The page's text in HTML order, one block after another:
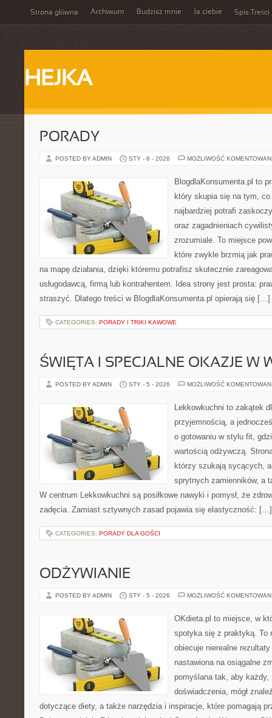
Strona główna Archiwum Budzisz mnie Ja ciebie Spis Treści
HEJKA
PORADY
POSTED BY ADMIN STY - 6 - 2026 MOŻLIWOŚĆ
BlogdlaKonsumenta.pl to
który skupia się na tym,
najbardziej potrafi
oraz zagadnieniach
zrozumiale. To miejsce
które zwykle brzmią jak
na mapę działania, dzięki któremu potrafisz skutecznie
usługodawcą, firmą lub kontrahentem. Idea strony jest prosta:
straszyć. Dlatego treści w BlogdlaKonsumenta.pl opierają się […]
CATEGORIES: PORADY I TRIKI KAWOWE
ŚWIĘTA I SPECJALNE OKAZJE W
POSTED BY ADMIN STY - 5 - 2026 MOŻLIWOŚĆ
Lekkowkuchni to zakątek
przyjemnością, a
o gotowaniu w stylu fit,
wartością odżywczą.
którzy szukają sycących,
sprytnych zamienników, a
W centrum Lekkowkuchni są posiłkowe nawyki i pomysł, że
zadęcia. Zamiast sztywnych zasad pojawia się elastyczność: […]
CATEGORIES: PORADY DLA GOŚCI
ODŻYWIANIE
POSTED BY ADMIN STY - 5 - 2026 MOŻLIWOŚĆ
OKdieta.pl to miejsce, w
spotyka się z praktyką. To
obiecuje nierealne
nastawiona na osiągalne
pomyślana tak, aby każdy,
doświadczenia, mógł
dotyczące diety, a także narzędzia i inspiracje, które pomagają